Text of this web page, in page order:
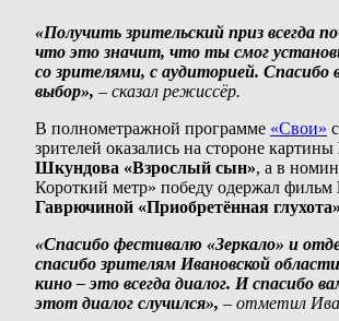
«Получить зрительский приз всегда
что это значит, что ты смог
со зрителями, с аудиторией. Спасибо
выбор», – сказал режиссёр.
В полнометражной программе «Свои»
зрителей оказались на стороне картины
Шкундова «Взрослый сын», а в
Короткий метр» победу одержал фильм
Гаврючиной «Приобретённая глухота»
«Спасибо фестивалю «Зеркало» и
спасибо зрителям Ивановской
кино – это всегда диалог. И спасибо
этот диалог случился», – отметил